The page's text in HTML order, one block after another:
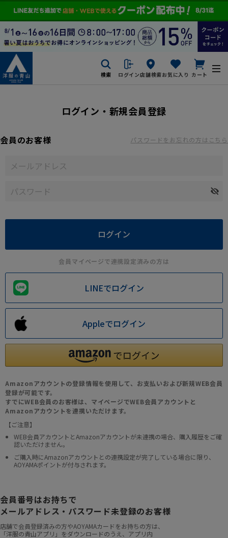
検索 ログイン店舗検索お気に入り カート
ログイン・新規会員登録
会員のお客様 パスワードをお忘れの方はこちら
会員マイページで連携設定済みの方は
LINEでログイン
Appleでログイン
Amazonアカウントの登録情報を使用して、お支払いおよび新規WEB会員
登録が可能です。
すでにWEB会員のお客様は、マイページでWEB会員アカウントと
Amazonアカウントを連携いただけます。
【ご注意】
WEB会員アカウントとAmazonアカウントが未連携の場合、購入履歴をご確
認いただけません。
ご購入時にAmazonアカウントとの連携設定が完了している場合に限り、
AOYAMAポイントが付与されます。
会員番号はお持ちで
メールアドレス・パスワード未登録のお客様
店舗で会員登録済みの方やAOYAMAカードをお持ちの方は、
「洋服の青山アプリ」をダウンロードのうえ、アプリ内